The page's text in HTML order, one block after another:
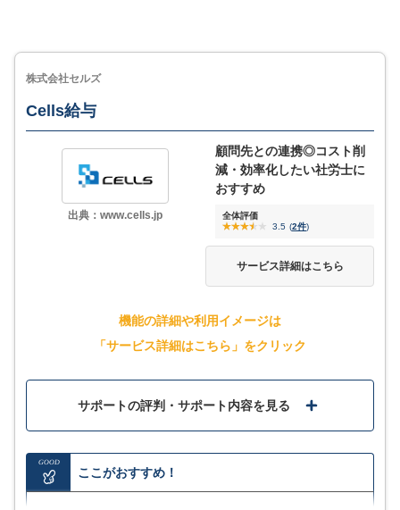
弥生給与 Next vs freee人事労務の機能・特徴を
徹底比較！【給与計算ソフト】
機能の詳細や利用イメージは
「サービス詳細はこちら」をクリック
公式サイトで申し込む
サービス詳細
MORE
ここが少し気になる…
シンプルな機能性で大企業にはあまり向かない
5
細かい手当・控除項目の管理や、労働形態が複雑な従業員グルー
応されるので、業務負荷の軽減に繋がっています。帳票出力も自
た。 初心者向けのツールではありませんが、とてもコスパの良い
サービス詳細
株式会社セルズ
Cells給与
出典：www.cells.jp
顧問先との連携◎コスト削
減・効率化したい社労士に
おすすめ
全体評価
3.5 (2件)
サービス詳細はこちら
機能の詳細や利用イメージは
「サービス詳細はこちら」をクリック
サポートの評判・サポート内容を見る
GOOD
ここがおすすめ！